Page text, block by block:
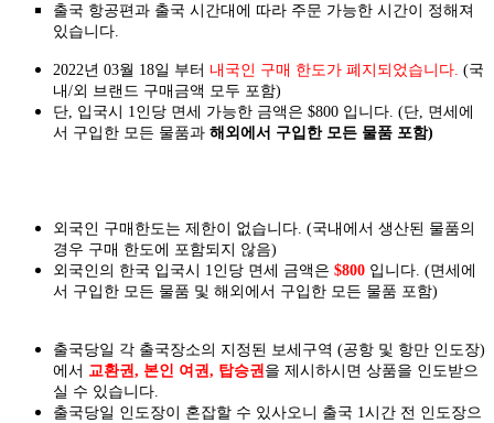
출국 항공편과 출국 시간대에 따라 주문 가능한 시간이 정해져
있습니다.
2022년 03월 18일 부터 내국인 구매 한도가 폐지되었습니다. (국
내/외 브랜드 구매금액 모두 포함)
단, 입국시 1인당 면세 가능한 금액은 $800 입니다. (단, 면세에
서 구입한 모든 물품과 해외에서 구입한 모든 물품 포함)
외국인 구매한도는 제한이 없습니다. (국내에서 생산된 물품의
경우 구매 한도에 포함되지 않음)
외국인의 한국 입국시 1인당 면세 금액은 $800 입니다. (면세에
서 구입한 모든 물품 및 해외에서 구입한 모든 물품 포함)
출국당일 각 출국장소의 지정된 보세구역 (공항 및 항만 인도장)
에서 교환권, 본인 여권, 탑승권 을 제시하시면 상품을 인도 받으
실 수 있습니다.
출국당일 인도장이 혼잡할 수 있사오니 출국 1시간 전 인도장으